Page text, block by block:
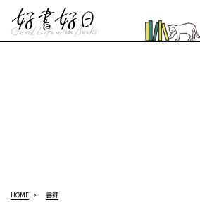
HOME 書評